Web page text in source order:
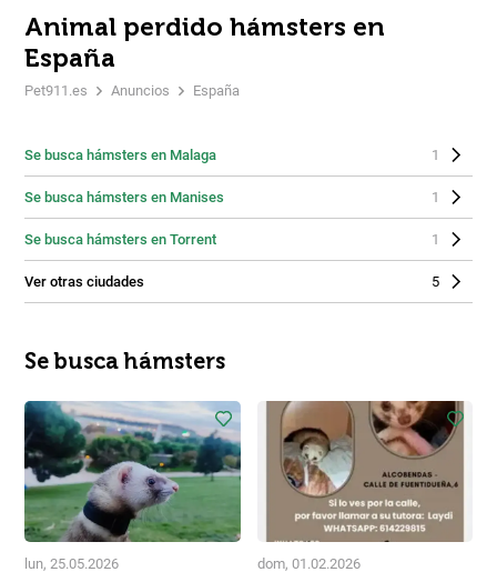
Animal perdido hámsters en
España
Pet911.es Anuncios España
Se busca hámsters en Malaga 1
Se busca hámsters en Manises 1
Se busca hámsters en Torrent 1
Ver otras ciudades 5
Se busca hámsters
lun, 25.05.2026 dom, 01.02.2026